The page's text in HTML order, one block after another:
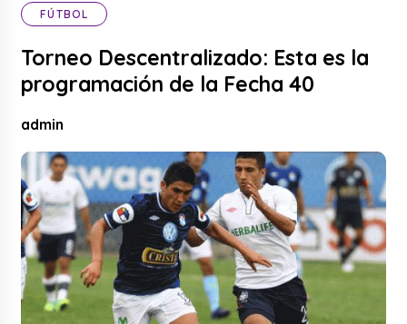
FÚTBOL
Torneo Descentralizado: Esta es la
programación de la Fecha 40
admin